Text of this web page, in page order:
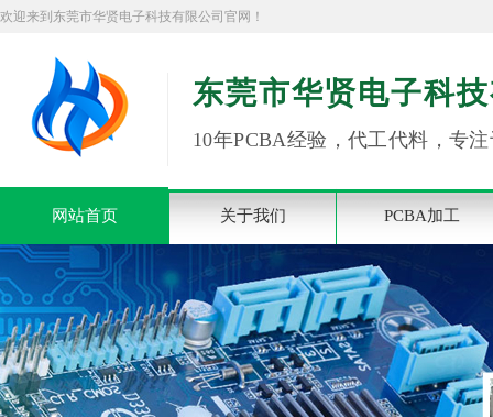
欢迎来到东莞市华贤电子科技有限公司官网！
东莞市华贤电子科
10年PCBA经验，代工代料，专
网站首页 关于我们 PCBA加工